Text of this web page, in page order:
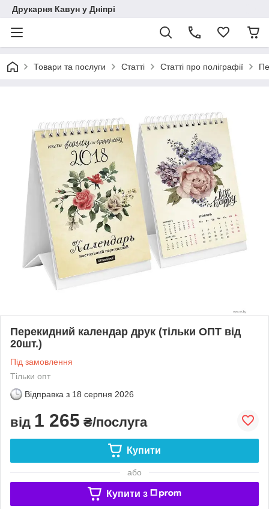
Друкарня Кавун у Дніпрі
Товари та послуги Статті Статті про поліграфії
Перекидний календар друк (тільки ОПТ від
20шт.)
Під замовлення
Тільки опт
Відправка з 18 серпня 2026
від 1 265 ₴/послуга
Купити
або
Купити з